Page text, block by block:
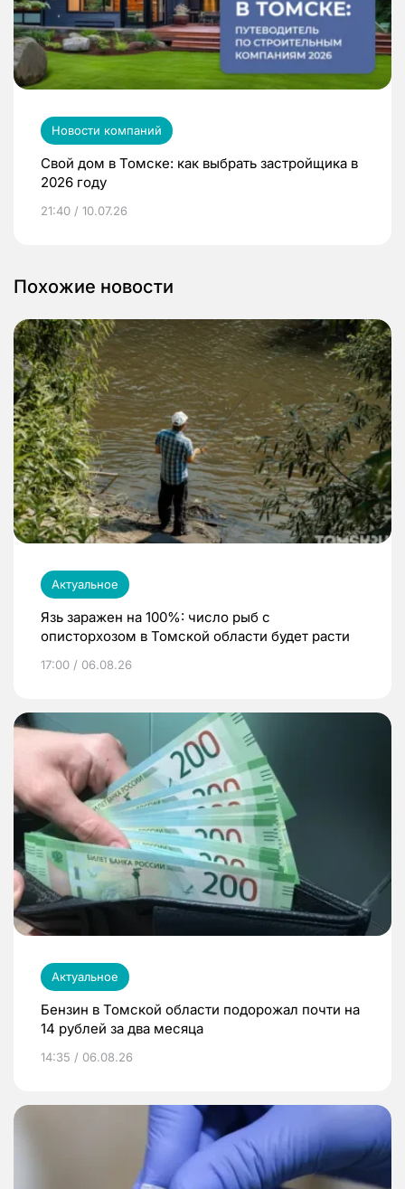
Новости компаний
Свой дом в Томске: как выбрать застройщика в
2026 году
21:40 / 10.07.26
Похожие новости
Актуальное
Язь заражен на 100%: число рыб с
описторхозом в Томской области будет расти
17:00 / 06.08.26
Актуальное
Бензин в Томской области подорожал почти на
14 рублей за два месяца
14:35 / 06.08.26